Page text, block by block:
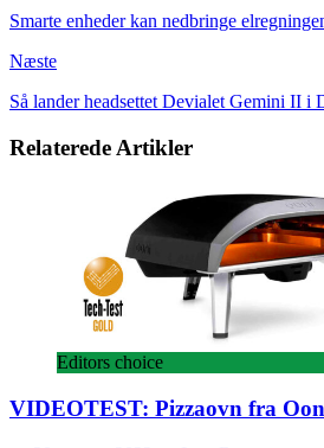
Smarte enheder kan nedbringe
Næste
Så lander headsettet Devialet Gemini II i
Relaterede Artikler
Editors choice
VIDEOTEST: Pizzaovn fra